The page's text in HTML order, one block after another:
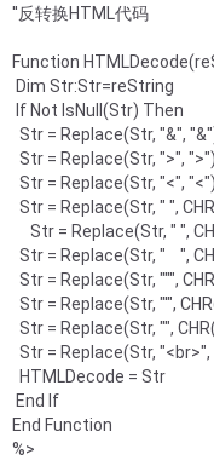
''反转换HTML代码
Function
Dim Str:Str=reString
If Not IsNull(Str) Then
Str = Replace(Str, "&",
Str = Replace(Str, ">",
Str = Replace(Str, "<",
Str = Replace(Str, " ",
Str = Replace(Str, " ",
Str = Replace(Str, " ",
Str = Replace(Str, """,
Str = Replace(Str, "'",
Str = Replace(Str, "",
Str = Replace(Str, "<br>",
HTMLDecode = Str
End If
End Function
%>